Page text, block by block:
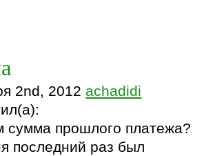
2nd, 2012 achadidi
сумма прошлого платежа?
последний раз был